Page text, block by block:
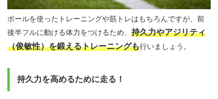
ボールを使ったトレーニングや筋トレはもちろんですが、前
後半フルに動ける体力をつけるため、 持久力やアジリティ
（俊敏性）を鍛えるトレーニングも行いましょう。
持久力を高めるために走る！